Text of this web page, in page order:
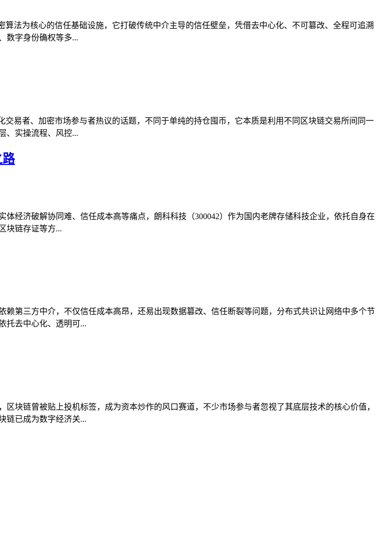
法为核心的信任基础设施，它打破传统中介主导的信任壁垒，凭借去中心化、不可篡改、全程可追溯
数字身份确权等多...
易者、加密市场参与者热议的话题，不同于单纯的持仓囤币，它本质是利用不同区块链交易所间同一
、实操流程、风控...
路
经济破解协同难、信任成本高等痛点，朗科科技（300042）作为国内老牌存储科技企业，依托自身在
块链存证等方...
第三方中介，不仅信任成本高昂，还易出现数据篡改、信任断裂等问题，分布式共识让网络中多个节
托去中心化、透明可...
块链曾被贴上投机标签，成为资本炒作的风口赛道，不少市场参与者忽视了其底层技术的核心价值，
链已成为数字经济关...